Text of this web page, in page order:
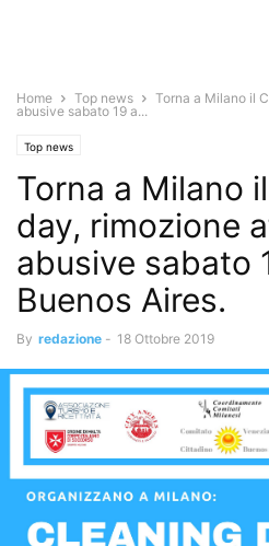
Home Top news
Torna a Milano il
abusive sabato 19 a...
Top news
Torna a Milano
day, rimozione
abusive sabato
Buenos Aires.
By redazione - 18 Ottobre 2019